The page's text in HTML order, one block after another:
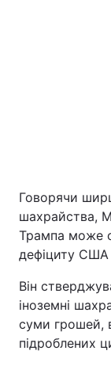
Говорячи
шахрайства,
Трампа може
дефіциту США
Він
іноземні
суми грошей,
підроблених